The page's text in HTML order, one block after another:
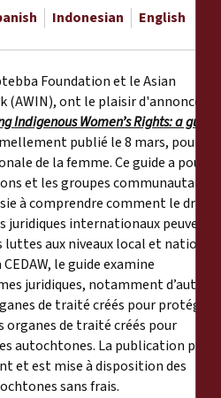
Indonesian English
Foundation et le Asian
(AWIN), ont le plaisir d'annoncer la
Indigenous Women’s Rights: a guide
publié le 8 mars, pour
de la femme. Ce guide a pour
et les groupes communautaires
à comprendre comment le droit
internationaux peuvent
aux niveaux local et national.
le guide examine
juridiques, notamment d’autres
de traité créés pour protéger
organes de traité créés pour
autochtones. La publication peut
et est mise à disposition des
sans frais.